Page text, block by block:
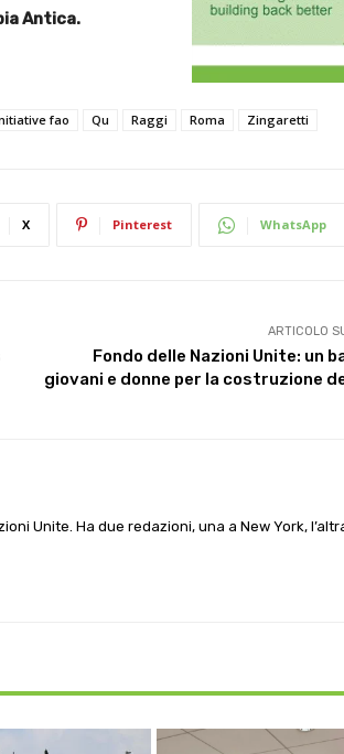
Antica.
fao Qu Raggi Roma Zingaretti
X Pinterest WhatsApp
ARTICOLO
Fondo delle Nazioni Unite: un
giovani e donne per la costruzione
Unite. Ha due redazioni, una a New York,